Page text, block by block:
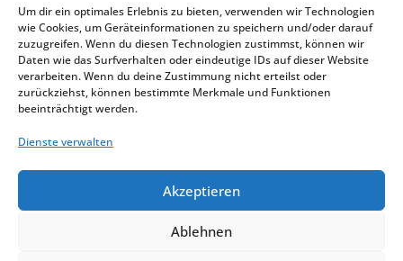
Um dir ein optimales Erlebnis zu bieten, verwenden wir Technologien
wie Cookies, um Geräteinformationen zu speichern und/oder darauf
zuzugreifen. Wenn du diesen Technologien zustimmst, können wir
Daten wie das Surfverhalten oder eindeutige IDs auf dieser Website
verarbeiten. Wenn du deine Zustimmung nicht erteilst oder
zurückziehst, können bestimmte Merkmale und Funktionen
beeinträchtigt werden.
Dienste verwalten
Akzeptieren
Ablehnen
Tel:+43 1 925 77 46
Mail: office@fit4int.at
Startseite
Kontakt
Impressum